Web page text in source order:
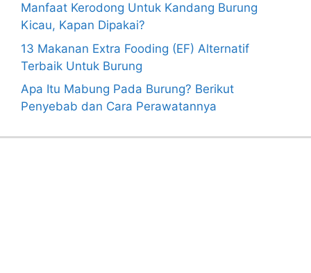
Manfaat Kerodong Untuk Kandang Burung
Kicau, Kapan Dipakai?
13 Makanan Extra Fooding (EF) Alternatif
Terbaik Untuk Burung
Apa Itu Mabung Pada Burung? Berikut
Penyebab dan Cara Perawatannya